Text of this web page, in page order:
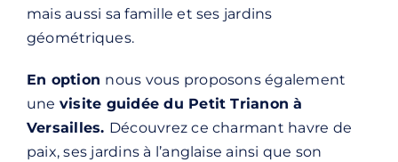
mais aussi sa famille et ses jardins
géométriques.
En option nous vous proposons également
une visite guidée du Petit Trianon à
Versailles. Découvrez ce charmant havre de
paix, ses jardins à l’anglaise ainsi que son